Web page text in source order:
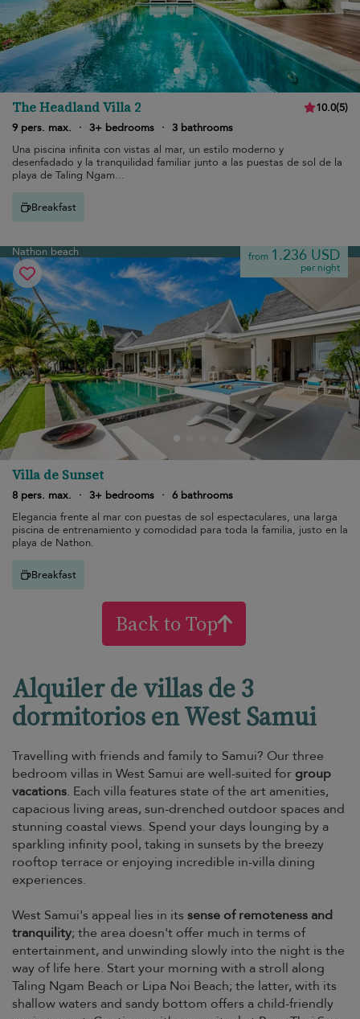
The Headland Villa 2 10.0(5)
9 pers. max.
· 3+ bedrooms · 3 bathrooms
Una piscina infinita con vistas al mar, un estilo moderno y
desenfadado y la tranquilidad familiar junto a las puestas de sol de la
playa de Taling Ngam...
Breakfast
Nathon beach from 1.236 USD
per night
Villa de Sunset
8 pers. max. · 3+ bedrooms · 6 bathrooms
Elegancia frente al mar con puestas de sol espectaculares, una larga
piscina de entrenamiento y comodidad para toda la familia, justo en la
playa de Nathon.
Breakfast
Back to Top
Alquiler de villas de 3
dormitorios en West Samui
Travelling with friends and family to Samui? Our three
bedroom villas in West Samui are well-suited for group
vacations. Each villa features state of the art amenities,
capacious living areas, sun-drenched outdoor spaces and
stunning coastal views. Spend your days lounging by a
sparkling infinity pool, taking in sunsets by the breezy
rooftop terrace or enjoying incredible in-villa dining
experiences.
West Samui's appeal lies in its sense of remoteness and
tranquility; the area doesn't offer much in terms of
entertainment, and unwinding slowly into the night is the
way of life here. Start your morning with a stroll along
Taling Ngam Beach or Lipa Noi Beach; the latter, with its
shallow waters and sandy bottom offers a child-friendly